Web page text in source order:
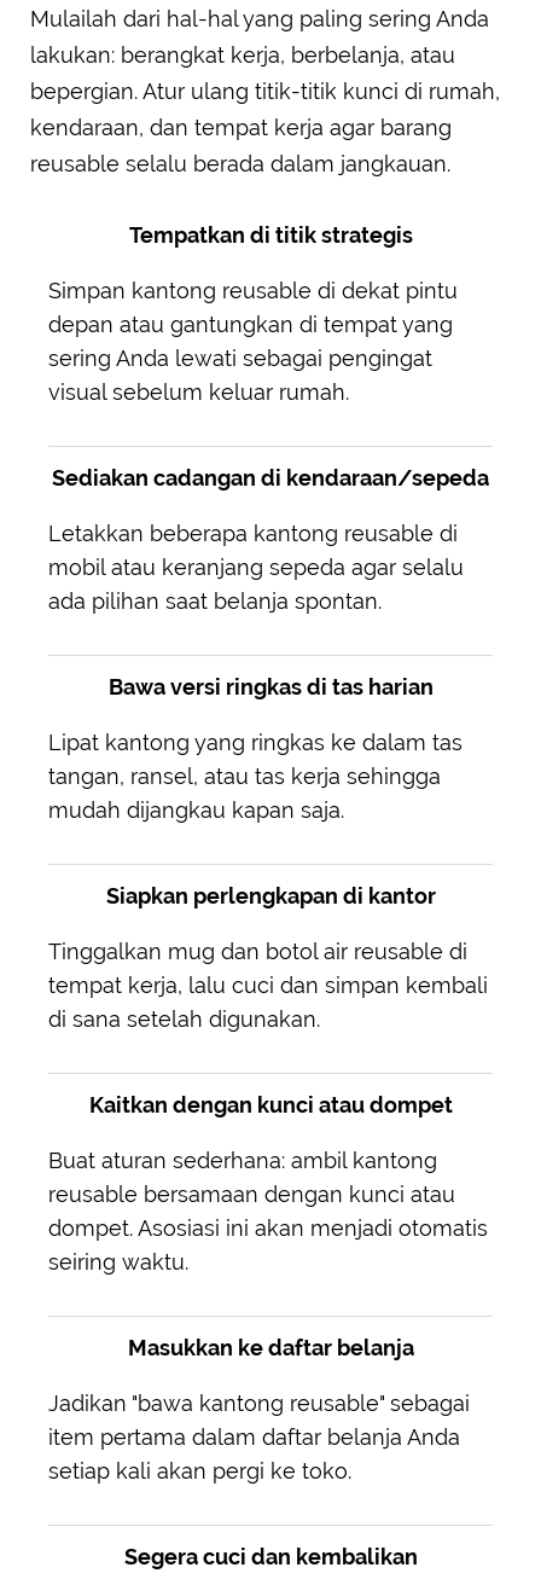
Mulailah dari hal-hal yang paling sering Anda
lakukan: berangkat kerja, berbelanja, atau
bepergian. Atur ulang titik-titik kunci di rumah,
kendaraan, dan tempat kerja agar barang
reusable selalu berada dalam jangkauan.
Tempatkan di titik strategis
Simpan kantong reusable di dekat pintu
depan atau gantungkan di tempat yang
sering Anda lewati sebagai pengingat
visual sebelum keluar rumah.
Sediakan cadangan di kendaraan/sepeda
Letakkan beberapa kantong reusable di
mobil atau keranjang sepeda agar selalu
ada pilihan saat belanja spontan.
Bawa versi ringkas di tas harian
Lipat kantong yang ringkas ke dalam tas
tangan, ransel, atau tas kerja sehingga
mudah dijangkau kapan saja.
Siapkan perlengkapan di kantor
Tinggalkan mug dan botol air reusable di
tempat kerja, lalu cuci dan simpan kembali
di sana setelah digunakan.
Kaitkan dengan kunci atau dompet
Buat aturan sederhana: ambil kantong
reusable bersamaan dengan kunci atau
dompet. Asosiasi ini akan menjadi otomatis
seiring waktu.
Masukkan ke daftar belanja
Jadikan "bawa kantong reusable" sebagai
item pertama dalam daftar belanja Anda
setiap kali akan pergi ke toko.
Segera cuci dan kembalikan